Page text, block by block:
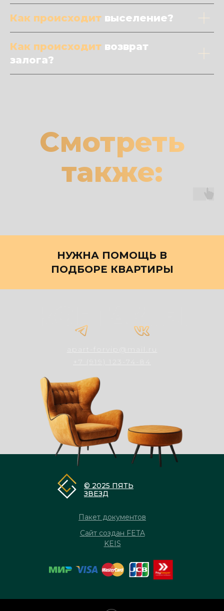
Как происходит выселение?
Как происходит возврат
залога?
Смотреть
также:
НУЖНА ПОМОЩЬ В
ПОДБОРЕ КВАРТИРЫ
Сайт создан FETA
KEIS
© 2025 ПЯТЬ
ЗВЕЗД
Пакет документов